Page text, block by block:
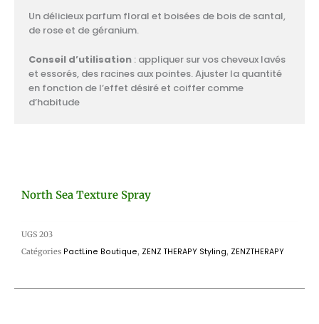
Un délicieux parfum floral et boisées de bois de santal,
de rose et de géranium.
Conseil d’utilisation : appliquer sur vos cheveux lavés
et essorés, des racines aux pointes. Ajuster la quantité
en fonction de l’effet désiré et coiffer comme
d’habitude
North Sea Texture Spray
UGS 203
Catégories PactLine Boutique, ZENZ THERAPY Styling, ZENZTHERAPY